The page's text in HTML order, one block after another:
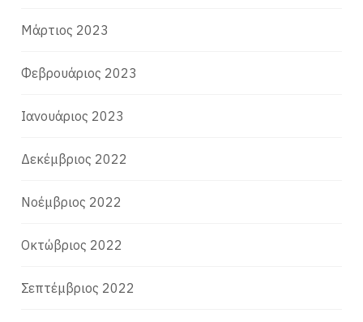
Μάρτιος 2023
Φεβρουάριος 2023
Ιανουάριος 2023
Δεκέμβριος 2022
Νοέμβριος 2022
Οκτώβριος 2022
Σεπτέμβριος 2022